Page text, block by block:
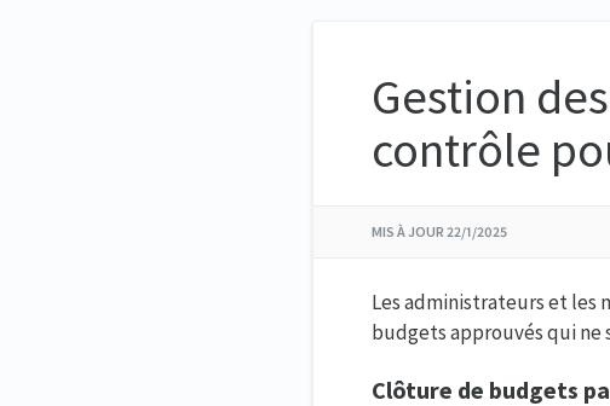
Gestion
contrôle
MIS À JOUR 22/1/2025
Les administrateurs et les
budgets approuvés qui ne
Clôture de budgets